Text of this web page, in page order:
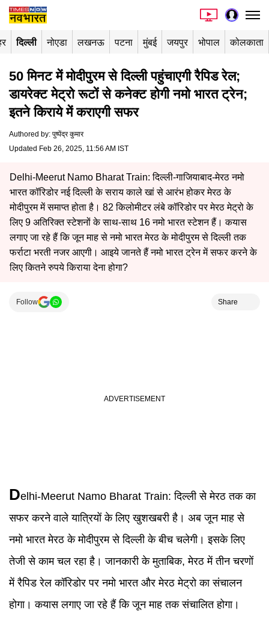
दिल्ली नोएडा लखनऊ पटना मुंबई जयपुर भोपाल कोलकाता
50 मिनट में मोदीपुरम से दिल्ली पहुंचाएगी रैपिड रेल;
डायरेक्ट मेट्रो रूटों से कनेक्ट होगी नमो भारत ट्रेन;
इतने किराये में कराएगी सफर
Authored by: पुष्पेंद्र कुमार
Updated Feb 26, 2025, 11:56 AM IST
Delhi-Meerut Namo Bharat Train: दिल्ली-गाजियाबाद-मेरठ नमो
भारत कॉरिडोर नई दिल्ली के सराय काले खां से आरंभ होकर मेरठ के
मोदीपुरम में समाप्त होता है। 82 किलोमीटर लंबे कॉरिडोर पर मेरठ मेट्रो के
लिए 9 अतिरिक्त स्टेशनों के साथ-साथ 16 नमो भारत स्टेशन हैं। कयास
लगाए जा रहे हैं कि जून माह से नमो भारत मेरठ के मोदीपुरम से दिल्ली तक
फर्राटा भरती नजर आएगी। आइये जानते हैं नमो भारत ट्रेन में सफर करने के
लिए कितने रुपये किराया देना होगा?
Follow Share
Delhi-Meerut Namo Bharat Train: दिल्ली से मेरठ तक का
सफर करने वाले यात्रियों के लिए खुशखबरी है। अब जून माह से
नमो भारत मेरठ के मोदीपुरम से दिल्ली के बीच चलेगी। इसके लिए
तेजी से काम चल रहा है। जानकारी के मुताबिक, मेरठ में तीन चरणों
में रैपिड रेल कॉरिडोर पर नमो भारत और मेरठ मेट्रो का संचालन
होगा। कयास लगाए जा रहे हैं कि जून माह तक संचालित होगा।